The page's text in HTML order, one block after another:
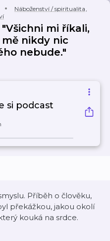
Náboženství / spiritualita,
"Všichni mi říkali,
mě nikdy nic
nebude."
si podcast
Příběh o člověku,
překážkou, jakou okolí
kouká na srdce.